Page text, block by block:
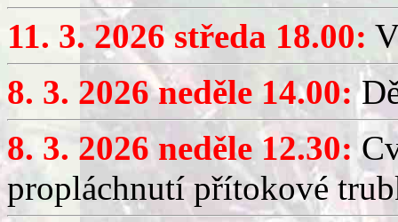
11. 3. 2026 středa 18.00:
8. 3. 2026 neděle 14.00:
8. 3. 2026 neděle 12.30:
propláchnutí přítokové